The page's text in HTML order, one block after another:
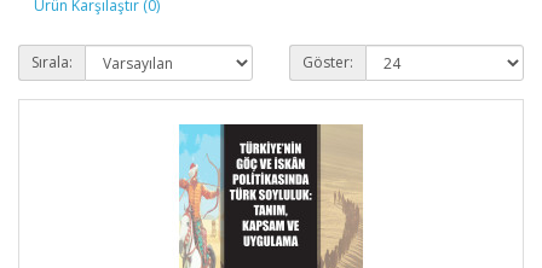
Ürün Karşılaştır (0)
Sırala: Göster: